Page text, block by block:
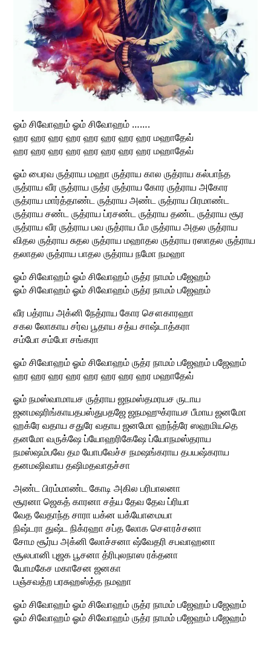
ஓம் சிவோஹம் ஓம் சிவோஹம் …….
ஹர ஹர ஹர ஹர ஹர ஹர ஹர ஹர மஹாதேவ்
ஹர ஹர ஹர ஹர ஹர ஹர ஹர ஹர மஹாதேவ்
ஓம் பைரவ ருத்ராய மஹா ருத்ராய கால ருத்ராய கல்பாந்த
ருத்ராய வீர ருத்ராய ருத்ர ருத்ராய கோர ருத்ராய அகோர
ருத்ராய மார்த்தாண்ட ருத்ராய அண்ட ருத்ராய பிரமாண்ட
ருத்ராய சண்ட ருத்ராய ப்ரசண்ட ருத்ராய தண்ட ருத்ராய சூர
ருத்ராய வீர ருத்ராய பவ ருத்ராய பீம ருத்ராய அதல ருத்ராய
விதல ருத்ராய சுதல ருத்ராய மஹாதல ருத்ராய ரஸாதல ருத்ராய
தலாதல ருத்ராய பாதல ருத்ராய நமோ நமஹா
ஓம் சிவோஹம் ஓம் சிவோஹம் ருத்ர நாமம் பஜேஹம்
ஓம் சிவோஹம் ஓம் சிவோஹம் ருத்ர நாமம் பஜேஹம்
வீர பத்ராய அக்னி நேத்ராய கோர சௌகாரஹா
சகல லோகாய சர்வ பூதாய சத்ய சாஷ்டாத்கரா
சம்போ சம்போ சங்கரா
ஓம் சிவோஹம் ஓம் சிவோஹம் ருத்ர நாமம் பஜேஹம் பஜேஹம்
ஹர ஹர ஹர ஹர ஹர ஹர ஹர ஹர மஹாதேவ்
ஓம் நமஸ்வாமாயச ருத்ராய ஜநமஸ்தமரயச ருடாய
ஜனமஷரிங்காயதபஸ்துபதஜே ஜநமஹுக்ராயச பீமாய ஜனமோ
ஹக்ரே வதாய சதுரே வதாய ஜனமோ ஹந்த்ரே ஸஹமியதெ
தனமோ வருக்ஷே ப்யோஹரிகேஷே ப்யோநமஸ்தராய
நமஸ்ஷம்பவே தம யோபவேச்ச நமஷங்கராய தபயஷ்கராய
தனமஷிவாய தஷிமதவாதச்சா
அண்ட பிரம்மாண்ட கோடி அகில பரிபாலனா
சூரனா ஜெகத் காரனா சத்ய தேவ தேவ ப்ரியா
வேத வேதாந்த சாரா யக்ன யக்யோமையா
நிஷ்டரா துஷ்ட நிக்ரஹா சப்த லோக சௌரச்சனா
சோம சூர்ய அக்னி லோச்சனா ஷ்வேதரி சபவாஹனா
சூலபானி புஜக பூசனா த்ரிபுலநாஸ ரக்தனா
யோமகேச மகாசேன ஜனகா
பஞ்சவத்ற பரசுஹஸ்த்த நமஹா
ஓம் சிவோஹம் ஓம் சிவோஹம் ருத்ர நாமம் பஜேஹம் பஜேஹம்
ஓம் சிவோஹம் ஓம் சிவோஹம் ருத்ர நாமம் பஜேஹம் பஜேஹம்